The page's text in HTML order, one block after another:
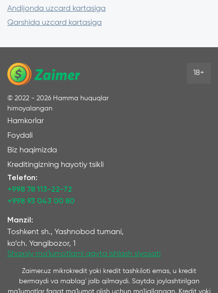
Andijonda uzcard kartasiga
Qarshida uzcard kartasiga
© 2022 - 2026 Hamma huquqlar
himoyalangan
Hamkorlar
Foydali
Biz haqimizda
Kreditingizning hayotiy tsikli
Telefon:
+998 78 113-22-72
+998 93 043 00 80
Manzil:
Toshkent sh., Yashnobod tumani,
ko‘ch. Yangibozor, 1
Shaxsiy ma'lumotlarni qayta ishlash siyosati
18+
Zaimer.uz mikrokredit yoki kredit tashkiloti emas, u kredit
bermaydi va mablag' jalb qilmaydi. Saytda joylashtirilgan
ma'lumotlar faqat ma'lumot olish uchun mo'ljallangan. Kredit yoki